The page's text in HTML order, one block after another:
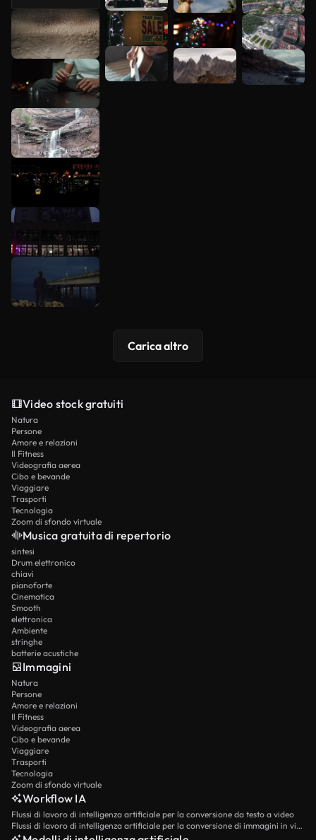
Carica altro
Video stock gratuiti
Natura
Persone
Amore e relazioni
Il Fitness
Videografia aerea
Cibo e bevande
Viaggiare
Trasporti
Tecnologia
Zoom di sfondo virtuale
Musica gratuita di repertorio
sintesi
Drum elettronico
chiavi
pianoforte
Cinematica
Smooth
elettronica
Ambiente
stringhe
batterie acustiche
Immagini
Natura
Persone
Amore e relazioni
Il Fitness
Videografia aerea
Cibo e bevande
Viaggiare
Trasporti
Tecnologia
Zoom di sfondo virtuale
Workflow IA
Flussi di lavoro di intelligenza artificiale per la conversione da testo a video
Flussi di lavoro di intelligenza artificiale per la conversione di immagini in video